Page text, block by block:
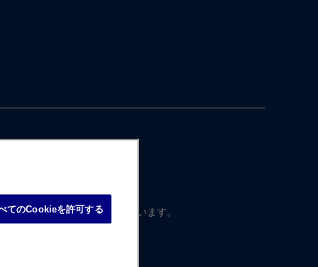
内向けに​制作・ ​運営されています。
てのCookieを許可する